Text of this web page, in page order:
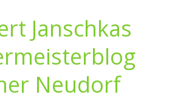
Janschkas
Neudorf